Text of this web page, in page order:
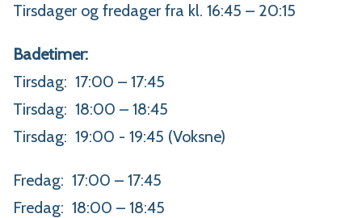
Tirsdager og fredager fra kl. 16:45 – 20:15
Badetimer:
Tirsdag: 17:00 – 17:45
Tirsdag: 18:00 – 18:45
Tirsdag: 19:00 - 19:45 (Voksne)
Fredag: 17:00 – 17:45
Fredag: 18:00 – 18:45